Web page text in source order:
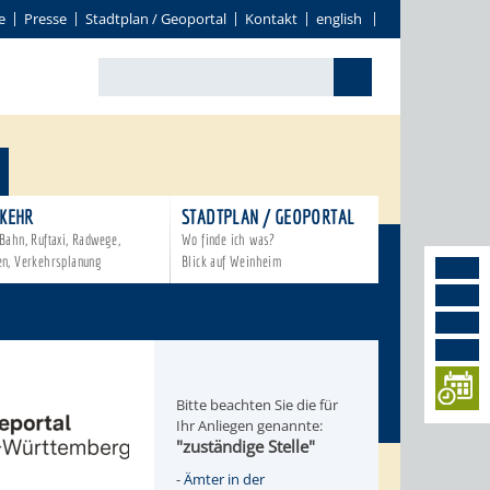
Presse Stadtplan / Geoportal Kontakt english
Ruftaxi, Radwege,
Verkehrsplanung
STADTPLAN / GEOPORTAL
Wo finde ich was?
Blick auf Weinheim
Bitte beachten Sie die für
Ihr Anliegen genannte:
"zuständige Stelle"
-Ämter in der